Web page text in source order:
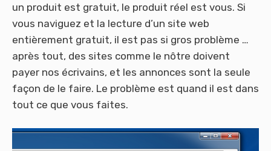
un produit est gratuit, le produit réel est vous. Si
vous naviguez et la lecture d’un site web
entièrement gratuit, il est pas si gros problème …
après tout, des sites comme le nôtre doivent
payer nos écrivains, et les annonces sont la seule
façon de le faire. Le problème est quand il est dans
tout ce que vous faites.